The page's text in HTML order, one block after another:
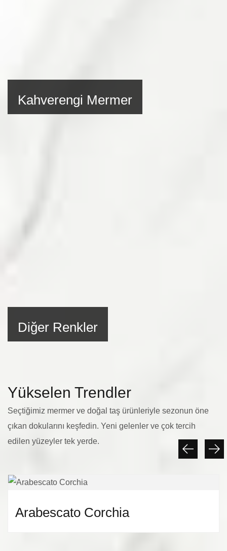
Kahverengi Mermer
Diğer Renkler
Yükselen Trendler
Seçtiğimiz mermer ve doğal taş ürünleriyle sezonun öne
çıkan dokularını keşfedin. Yeni gelenler ve çok tercih
edilen yüzeyler tek yerde.
Arabescato Corchia